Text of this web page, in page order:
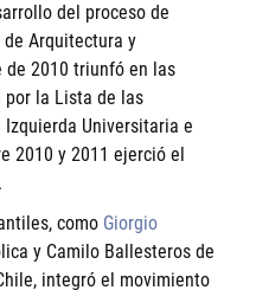
del proceso de
Arquitectura y
de 2010 triunfó en las
por la Lista de las
Universitaria e
2010 y 2011 ejerció el
como Giorgio
y Camilo Ballesteros de
integró el movimiento